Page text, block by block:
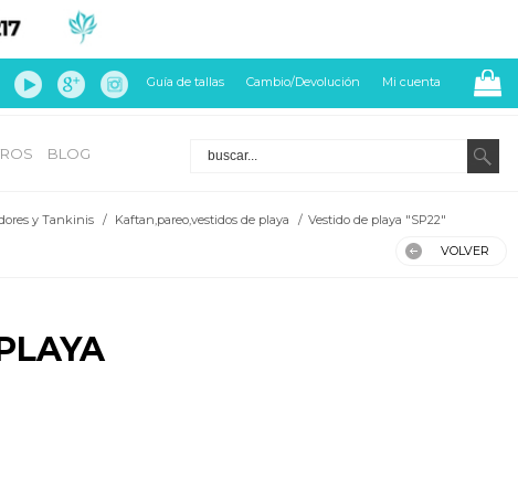
Guía de tallas Cambio/Devolución Mi cuenta
BLOG
y Tankinis / Kaftan,pareo,vestidos de playa / Vestido de playa "SP22"
VOLVER